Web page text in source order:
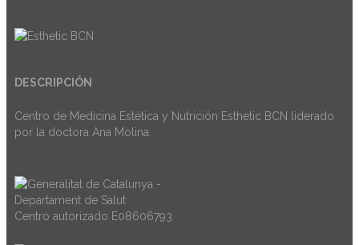
DESCRIPCIÓN
Centro de Medicina Estética y Nutrición Esthetic BCN liderado
por la doctora Ana Molina.
Centro autorizado E08606793